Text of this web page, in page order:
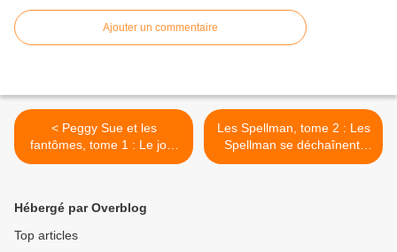
Ajouter un commentaire
< Peggy Sue et les
fantômes, tome 1 : Le jour
du chien bleu, Serge
Les Spellman, tome 2 : Les
Spellman se déchaînent,
Lisa LUTZ >
Hébergé par Overblog
Top articles